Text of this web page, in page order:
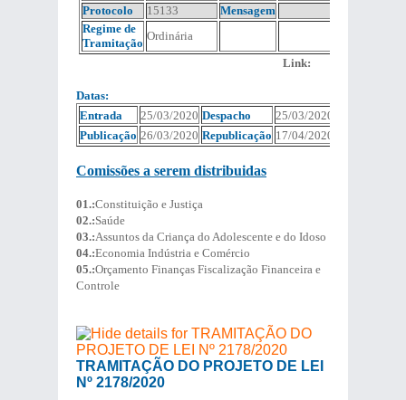
Protocolo
15133
Mensagem
Regime de
Tramitação
Ordinária
Link:
Datas:
Entrada
25/03/2020 Despacho
25/03/2020
Publicação 26/03/2020 Republicação 17/04/2020
Comissões a serem distribuidas
01.:Constituição e Justiça
02.:Saúde
03.:Assuntos da Criança do Adolescente e do Idoso
04.:Economia Indústria e Comércio
05.:Orçamento Finanças Fiscalização Financeira e
Controle
TRAMITAÇÃO DO PROJETO DE LEI
Nº 2178/2020